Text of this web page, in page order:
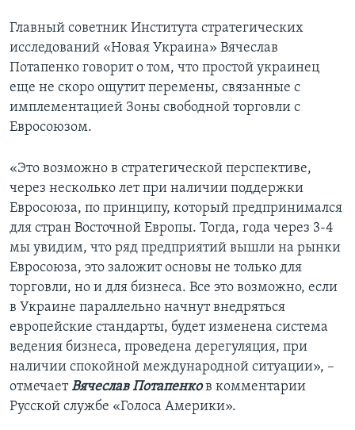
Главный советник Института стратегических
исследований «Новая Украина» Вячеслав
Потапенко говорит о том, что простой украинец
еще не скоро ощутит перемены, связанные с
имплементацией Зоны свободной торговли с
Евросоюзом.
«Это возможно в стратегической перспективе,
через несколько лет при наличии поддержки
Евросоюза, по принципу, который предпринимался
для стран Восточной Европы. Тогда, года через 3-4
мы увидим, что ряд предприятий вышли на рынки
Евросоюза, это заложит основы не только для
торговли, но и для бизнеса. Все это возможно, если
в Украине параллельно начнут внедряться
европейские стандарты, будет изменена система
ведения бизнеса, проведена дерегуляция, при
наличии спокойной международной ситуации», –
отмечаетВячеслав Потапенков комментарии
Русской службе «Голоса Америки».